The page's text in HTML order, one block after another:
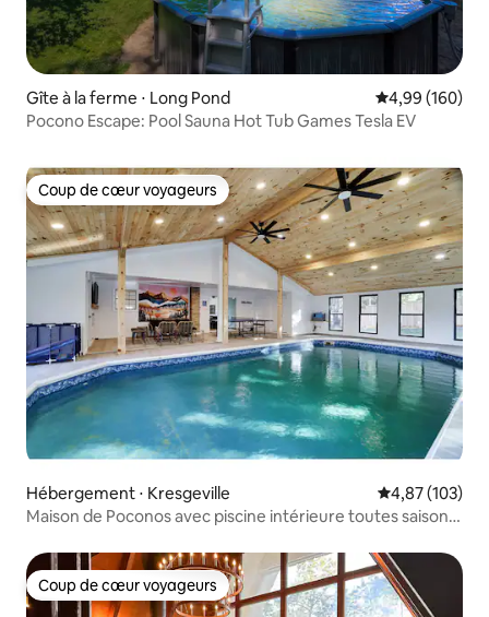
Gîte à la ferme ⋅ Long Pond Évaluation
4,99 (160)
Pocono Escape: Pool Sauna Hot Tub Games Tesla EV
Coup de cœur voyageurs
Coup de cœur voyageurs
Hébergement ⋅ Kresgeville Évaluation
4,87 (103)
Maison de Poconos avec piscine intérieure toutes saisons,
Coup de cœur voyageurs
Coup de cœur voyageurs